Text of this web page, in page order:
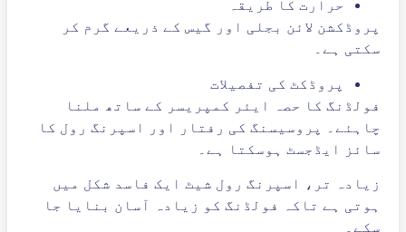
حرارت کا طریقہ
پروڈکشن لائن بجلی اور گیس کے ذریعے گرم کر
سکتی ہے۔
پروڈکٹ کی تفصیلات
فولڈنگ کا حصہ ایئر کمپریسر کے ساتھ ملنا
چاہئے۔ پروسیسنگ کی رفتار اور اسپرنگ رول کا
سائز ایڈجسٹ ہوسکتا ہے۔
زیادہ تر، اسپرنگ رول شیٹ ایک فاسد شکل میں
ہوتی ہے تاکہ فولڈنگ کو زیادہ آسان بنایا جا
سکے۔